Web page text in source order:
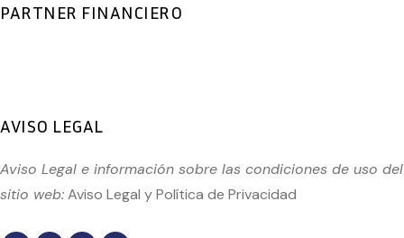
PARTNER FINANCIERO
AVISO LEGAL
Aviso Legal e información sobre las condiciones de uso del
sitio web:Aviso Legal yPolítica de Privacidad